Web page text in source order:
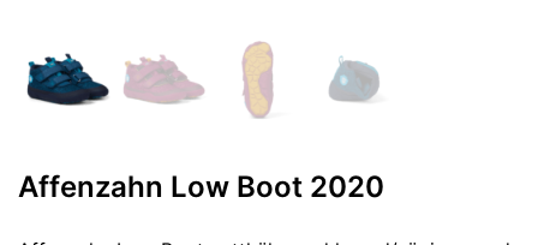
Affenzahn Low Boot 2020